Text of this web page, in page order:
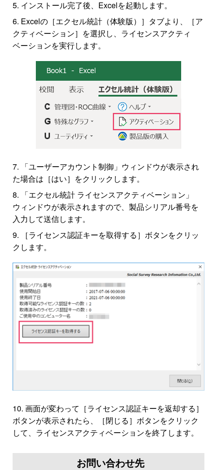
インストール完了後、Excelを起動します。
Excelの［エクセル統計（体験版）］タブより、［ア
クティベーション］を選択し、ライセンスアクティ
ベーションを実行します。
「ユーザーアカウント制御」ウィンドウが表示され
た場合は［はい］をクリックします。
「エクセル統計 ライセンスアクティベーション」
ウィンドウが表示されますので、製品シリアル番号を
入力して送信します。
［ライセンス認証キーを取得する］ボタンをクリッ
クします。
画面が変わって［ライセンス認証キーを返却する］
ボタンが表示されたら、［閉じる］ボタンをクリック
して、ライセンスアクティベーションを終了します。
お問い合わせ先